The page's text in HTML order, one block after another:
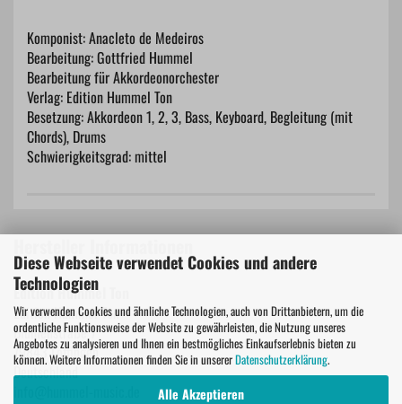
Diese Webseite verwendet Cookies und andere
Technologien
Wir verwenden Cookies und ähnliche Technologien, auch von Drittanbietern, um die
ordentliche Funktionsweise der Website zu gewährleisten, die Nutzung unseres
Angebotes zu analysieren und Ihnen ein bestmögliches Einkaufserlebnis bieten zu
können. Weitere Informationen finden Sie in unsererDatenschutzerklärung.
Alle Akzeptieren
Komponist: Anacleto de Medeiros
Bearbeitung: Gottfried Hummel
Bearbeitung für Akkordeonorchester
Verlag: Edition Hummel Ton
Besetzung: Akkordeon 1, 2, 3, Bass, Keyboard, Begleitung (mit
Chords), Drums
Schwierigkeitsgrad: mittel
Edition Hummel Ton
Edition Hummel Ton
Blumenstraße 7
79843 Löffingen
Deutschland